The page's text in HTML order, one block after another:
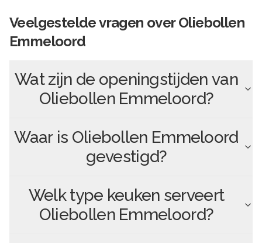
Veelgestelde vragen overOliebollen
Emmeloord
Wat zijn de openingstijden van
Oliebollen Emmeloord?
Waar is Oliebollen Emmeloord
gevestigd?
Welk type keuken serveert
Oliebollen Emmeloord?